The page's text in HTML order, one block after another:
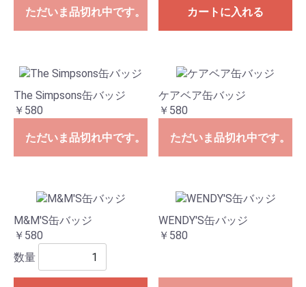
ただいま品切れ中です。 カートに入れる
The Simpsons缶バッジ
￥580
ただいま品切れ中です。
ケアベア缶バッジ
￥580
ただいま品切れ中です。
M&M'S缶バッジ
￥580
数量
WENDY'S缶バッジ
￥580